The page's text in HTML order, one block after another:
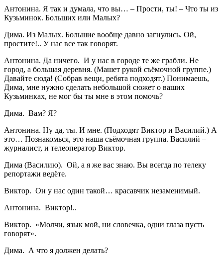
Антонина. Я так и думала, что вы… – Прости, ты! – Что ты из
Кузьминок. Больших или Малых?
Дима. Из Малых. Большие вообще давно загнулись. Ой,
простите!.. У нас все так говорят.
Антонина. Да ничего. И у нас в городе те же грабли. Не
город, а большая деревня. (Машет рукой съёмочной группе.)
Давайте сюда! (Собрав вещи, ребята подходят.) Понимаешь,
Дима, мне нужно сделать небольшой сюжет о ваших
Кузьминках, не мог бы ты мне в этом помочь?
Дима. Вам? Я?
Антонина. Ну да, ты. И мне. (Подходят Виктор и Василий.) А
это… Познакомься, это наша съёмочная группа. Василий –
журналист, и телеоператор Виктор.
Дима (Василию). Ой, а я же вас знаю. Вы всегда по телеку
репортажи ведёте.
Виктор. Он у нас один такой… красавчик незаменимый.
Антонина. Виктор!..
Виктор. «Молчи, язык мой, ни словечка, одни глаза пусть
говорят».
Дима. А что я должен делать?